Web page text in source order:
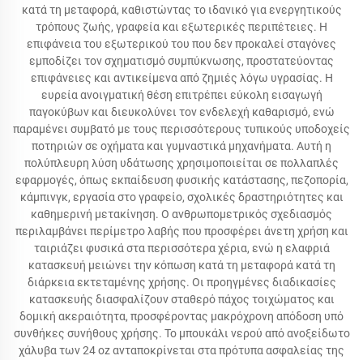
κατά τη μεταφορά, καθιστώντας το ιδανικό για ενεργητικούς
τρόπους ζωής, γραφεία και εξωτερικές περιπέτειες. Η
επιφάνεια του εξωτερικού του που δεν προκαλεί σταγόνες
εμποδίζει τον σχηματισμό συμπύκνωσης, προστατεύοντας
επιφάνειες και αντικείμενα από ζημιές λόγω υγρασίας. Η
ευρεία ανοιγματική θέση επιτρέπει εύκολη εισαγωγή
παγοκύβων και διευκολύνει τον ενδελεχή καθαρισμό, ενώ
παραμένει συμβατό με τους περισσότερους τυπικούς υποδοχείς
ποτηριών σε οχήματα και γυμναστικά μηχανήματα. Αυτή η
πολύπλευρη λύση υδάτωσης χρησιμοποιείται σε πολλαπλές
εφαρμογές, όπως εκπαίδευση φυσικής κατάστασης, πεζοπορία,
κάμπινγκ, εργασία στο γραφείο, σχολικές δραστηριότητες και
καθημερινή μετακίνηση. Ο ανθρωπομετρικός σχεδιασμός
περιλαμβάνει περίμετρο λαβής που προσφέρει άνετη χρήση και
ταιριάζει φυσικά στα περισσότερα χέρια, ενώ η ελαφριά
κατασκευή μειώνει την κόπωση κατά τη μεταφορά κατά τη
διάρκεια εκτεταμένης χρήσης. Οι προηγμένες διαδικασίες
κατασκευής διασφαλίζουν σταθερό πάχος τοιχώματος και
δομική ακεραιότητα, προσφέροντας μακρόχρονη απόδοση υπό
συνθήκες συνήθους χρήσης. Το μπουκάλι νερού από ανοξείδωτο
χάλυβα των 24 oz ανταποκρίνεται στα πρότυπα ασφαλείας της